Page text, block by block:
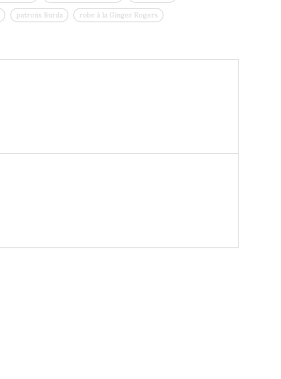
patrons Burda robe à la Ginger Rogers